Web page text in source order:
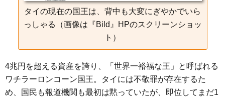
タイの現在の国王は、背中も大変にぎやかでいら
っしゃる（画像は『Bild』HPのスクリーンショッ
ト）
4兆円を超える資産を誇り、「世界一裕福な王」と呼ばれる
ワチラーロンコーン国王。タイには不敬罪が存在するた
め、国民も報道機関も最初は黙っていたが、即位してまだ1